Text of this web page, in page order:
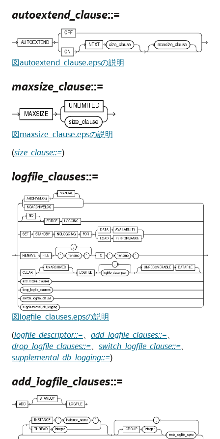
autoextend_clause::=
図autoextend_clause.epsの説明
maxsize_clause::=
図maxsize_clause.epsの説明
(size_clause::=)
logfile_clauses::=
図logfile_clauses.epsの説明
(logfile_descriptor::=、 add_logfile_clauses::=、
drop_logfile_clauses::=、 switch_logfile_clause::=、
supplemental_db_logging::=)
add_logfile_clauses::=